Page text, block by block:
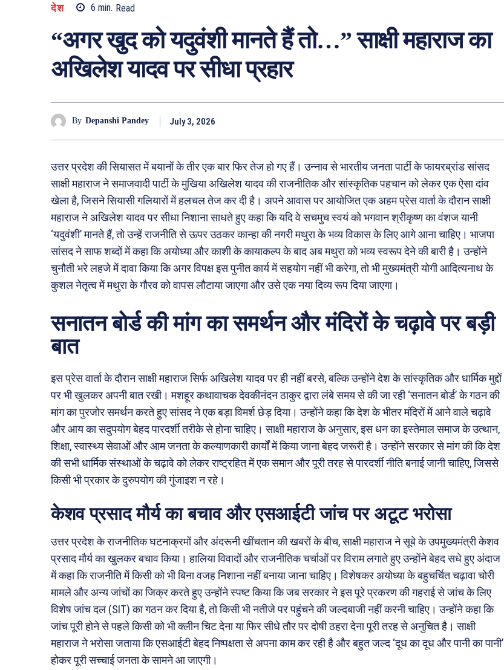
देश 6 min. Read
“अगर खुद को यदुवंशी मानते हैं तो…” साक्षी महाराज का
अखिलेश यादव पर सीधा प्रहार
By Depanshi Pandey July 3, 2026
उत्तर प्रदेश की सियासत में बयानों के तीर एक बार फिर तेज हो गए हैं। उन्नाव से भारतीय जनता पार्टी के फायरब्रांड सांसद
साक्षी महाराज ने समाजवादी पार्टी के मुखिया अखिलेश यादव की राजनीतिक और सांस्कृतिक पहचान को लेकर एक ऐसा दांव
खेला है, जिसने सियासी गलियारों में हलचल तेज कर दी है। अपने आवास पर आयोजित एक अहम प्रेस वार्ता के दौरान साक्षी
महाराज ने अखिलेश यादव पर सीधा निशाना साधते हुए कहा कि यदि वे सचमुच स्वयं को भगवान श्रीकृष्ण का वंशज यानी
‘यदुवंशी’ मानते हैं, तो उन्हें राजनीति से ऊपर उठकर कान्हा की नगरी मथुरा के भव्य विकास के लिए आगे आना चाहिए। भाजपा
सांसद ने साफ शब्दों में कहा कि अयोध्या और काशी के कायाकल्प के बाद अब मथुरा को भव्य स्वरूप देने की बारी है। उन्होंने
चुनौती भरे लहजे में दावा किया कि अगर विपक्ष इस पुनीत कार्य में सहयोग नहीं भी करेगा, तो भी मुख्यमंत्री योगी आदित्यनाथ के
कुशल नेतृत्व में मथुरा के गौरव को वापस लौटाया जाएगा और उसे एक नया दिव्य रूप दिया जाएगा।
सनातन बोर्ड की मांग का समर्थन और मंदिरों के चढ़ावे पर बड़ी
बात
इस प्रेस वार्ता के दौरान साक्षी महाराज सिर्फ अखिलेश यादव पर ही नहीं बरसे, बल्कि उन्होंने देश के सांस्कृतिक और धार्मिक मुद्दों
पर भी खुलकर अपनी बात रखी। मशहूर कथावाचक देवकीनंदन ठाकुर द्वारा लंबे समय से की जा रही ‘सनातन बोर्ड’ के गठन की
मांग का पुरजोर समर्थन करते हुए सांसद ने एक बड़ा विमर्श छेड़ दिया। उन्होंने कहा कि देश के भीतर मंदिरों में आने वाले चढ़ावे
और आय का सदुपयोग बेहद पारदर्शी तरीके से होना चाहिए। साक्षी महाराज के अनुसार, इस धन का इस्तेमाल समाज के उत्थान,
शिक्षा, स्वास्थ्य सेवाओं और आम जनता के कल्याणकारी कार्यों में किया जाना बेहद जरूरी है। उन्होंने सरकार से मांग की कि देश
की सभी धार्मिक संस्थाओं के चढ़ावे को लेकर राष्ट्रहित में एक समान और पूरी तरह से पारदर्शी नीति बनाई जानी चाहिए, जिससे
किसी भी प्रकार के दुरुपयोग की गुंजाइश न रहे।
केशव प्रसाद मौर्य का बचाव और एसआईटी जांच पर अटूट भरोसा
उत्तर प्रदेश के राजनीतिक घटनाक्रमों और अंदरूनी खींचतान की खबरों के बीच, साक्षी महाराज ने सूबे के उपमुख्यमंत्री केशव
प्रसाद मौर्य का खुलकर बचाव किया। हालिया विवादों और राजनीतिक चर्चाओं पर विराम लगाते हुए उन्होंने बेहद सधे हुए अंदाज
में कहा कि राजनीति में किसी को भी बिना वजह निशाना नहीं बनाया जाना चाहिए। विशेषकर अयोध्या के बहुचर्चित चढ़ावा चोरी
मामले और अन्य जांचों का जिक्र करते हुए उन्होंने स्पष्ट किया कि जब सरकार ने इस पूरे प्रकरण की गहराई से जांच के लिए
विशेष जांच दल (SIT) का गठन कर दिया है, तो किसी भी नतीजे पर पहुंचने की जल्दबाजी नहीं करनी चाहिए। उन्होंने कहा कि
जांच पूरी होने से पहले किसी को भी क्लीन चिट देना या फिर सीधे तौर पर दोषी ठहरा देना पूरी तरह से अनुचित है। साक्षी
महाराज ने भरोसा जताया कि एसआईटी बेहद निष्पक्षता से अपना काम कर रही है और बहुत जल्द ‘दूध का दूध और पानी का पानी’
होकर पूरी सच्चाई जनता के सामने आ जाएगी।